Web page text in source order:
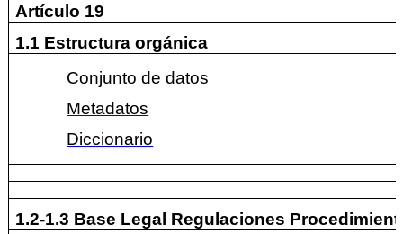
Artículo 19
1.1 Estructura orgánica
Conjunto de datos
Metadatos
Diccionario
1.2-1.3 Base Legal Regulaciones